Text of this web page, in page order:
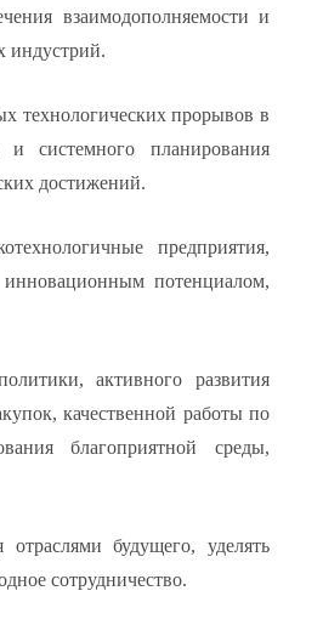
взаимодополняемости и
индустрий.
технологических прорывов в
и системного планирования
достижений.
предприятия,
потенциалом,
активного развития
качественной работы по
благоприятной среды,
будущего, уделять
сотрудничество.